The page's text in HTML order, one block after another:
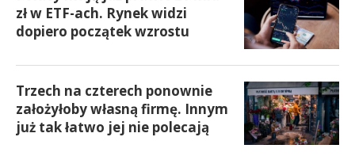
zł w ETF-ach. Rynek widzi
dopiero początek wzrostu
Trzech na czterech ponownie
założyłoby własną firmę. Innym
już tak łatwo jej nie polecają